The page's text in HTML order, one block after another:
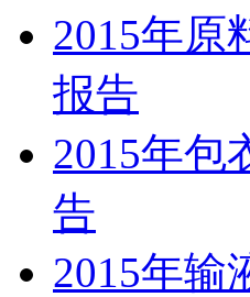
2015年原
报告
2015年包
告
2015年输